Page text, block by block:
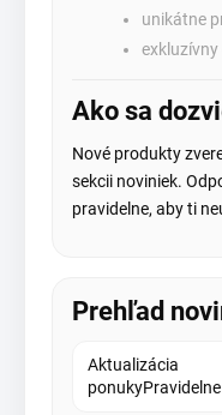
unikátne
exkluzívny
Ako sa
Nové produkty
sekcii noviniek.
pravidelne, aby ti
Prehľad
Aktualizácia
ponukyPravidelne